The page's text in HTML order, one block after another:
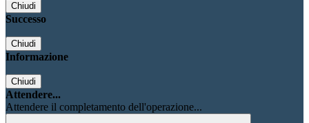
Chiudi
Successo
Chiudi
Informazione
Chiudi
Attendere...
Attendere il completamento dell'operazione...